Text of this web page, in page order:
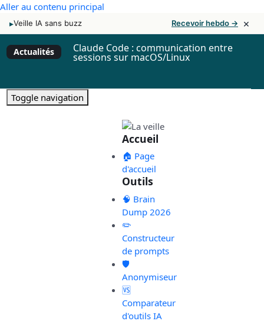
Aller au contenu principal
▸Veille IA sans buzz Recevoir hebdo → ×
Actualités Claude Code : communication entre
sessions sur macOS/Linux
Toggle navigation
Accueil
🏠 Page
d'accueil
Outils
🧠 Brain
Dump 2026
✏️
Constructeur
de prompts
🛡️
Anonymiseur
🆚
Comparateur
d'outils IA